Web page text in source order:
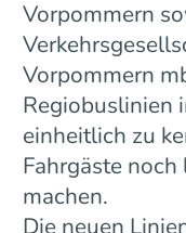
Vorpommern
Vorpommern
Regiobuslinien
einheitlich zu
Fahrgäste
machen.
Die neuen